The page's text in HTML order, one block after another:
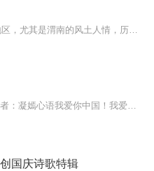
国庆诗歌特辑